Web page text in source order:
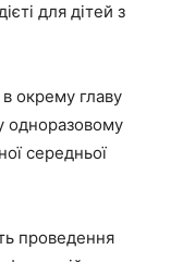
для дітей з
окрему главу
одноразовому
середньої
проведення